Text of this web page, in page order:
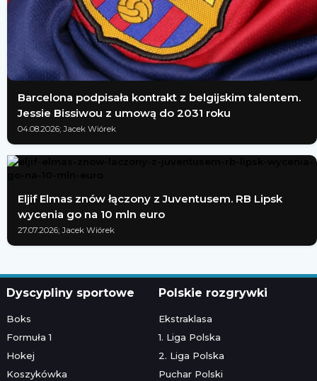
Barcelona podpisała kontrakt z belgijskim talentem.
Jessie Bissiwou z umową do 2031 roku
04.08.2026; Jacek Wiórek
Eljif Elmas znów łączony z Juventusem. RB Lipsk
wycenia go na 10 mln euro
27.07.2026; Jacek Wiórek
Dyscypliny sportowe
Boks
Formuła 1
Hokej
Koszykówka
Polskie rozgrywki
Ekstraklasa
1. Liga Polska
2. Liga Polska
Puchar Polski